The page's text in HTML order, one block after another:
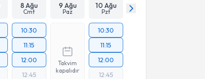
8 Ağu
Cmt
9 Ağu
Paz
10 Ağu
Pzt
10:30
11:15
12:00
12:45
Takvim
kapalıdır
10:30
11:15
12:00
12:45